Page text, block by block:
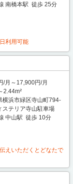
南橋本駅 徒歩 25分
利用可能
/月～17,900円/月
2.44m²
横浜市緑区寺山町794-
ステリア寺山駐車場
中山駅 徒歩 10分
えいただくとどなたで